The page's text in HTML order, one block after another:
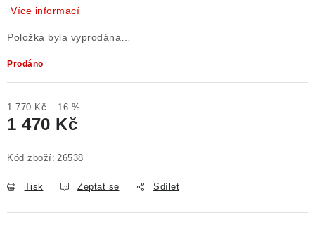
Více informací
Položka byla vyprodána…
Prodáno
1 770 Kč –16 %
1 470 Kč
Kód zboží: 26538
Tisk Zeptat se Sdílet